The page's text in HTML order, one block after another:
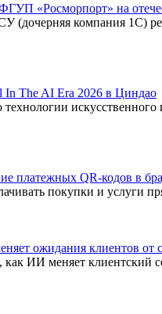
«Росморпорт» на
(дочерняя компания 1С)
The AI Era 2026 в Циндао
платежных QR-кодов в
покупки и услуги
ожидания клиентов от
ИИ меняет клиентский